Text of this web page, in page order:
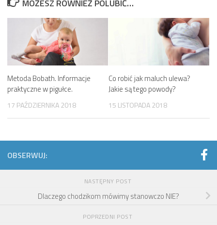
MOŻESZ RÓWNIEŻ POLUBIĆ…
Metoda Bobath. Informacje
praktyczne w pigułce.
17 PAŹDZIERNIKA 2018
Co robić jak maluch ulewa?
Jakie są tego powody?
15 LISTOPADA 2018
OBSERWUJ:
NASTĘPNY POST
Dlaczego chodzikom mówimy stanowczo NIE?
POPRZEDNI POST